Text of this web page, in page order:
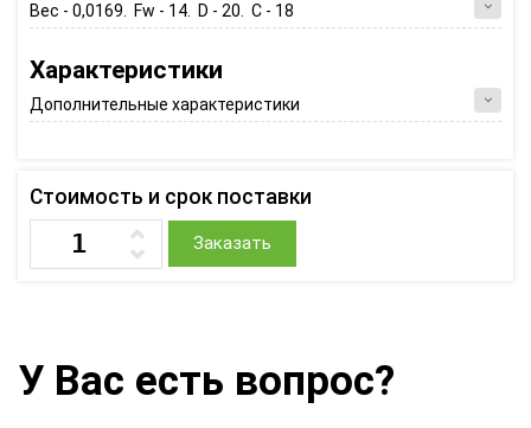
Вес - 0,0169. Fw - 14. D - 20. C - 18
Характеристики
Дополнительные характеристики
Стоимость и срок поставки
Заказать
У Вас есть вопрос?